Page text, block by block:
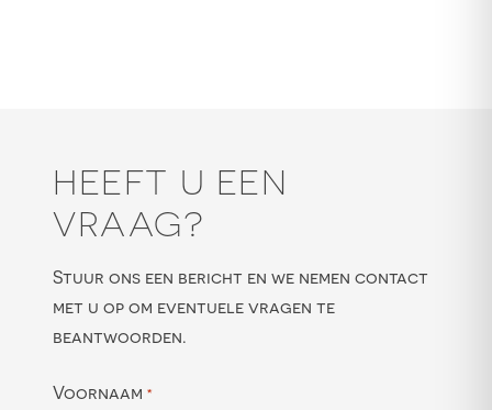
HEEFT U EEN
VRAAG?
Stuur ons een bericht en we nemen contact
met u op om eventuele vragen te
beantwoorden.
Voornaam *